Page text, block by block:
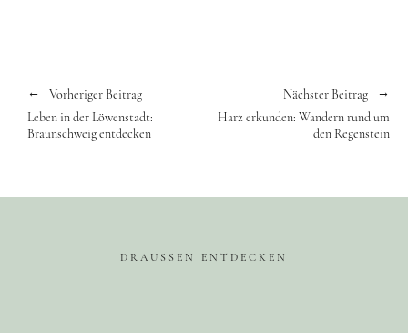
Vorheriger Beitrag
Leben in der Löwenstadt:
Braunschweig entdecken
Nächster Beitrag
Harz erkunden: Wandern rund um
den Regenstein
DRAUSSEN ENTDECKEN